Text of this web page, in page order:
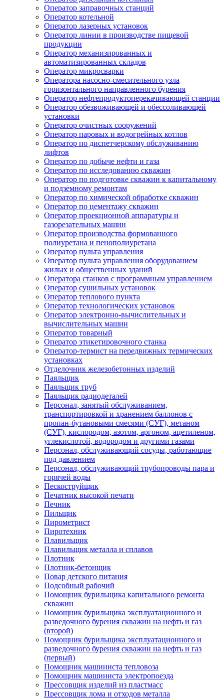
Оператор заправочных станций
Оператор котельной
Оператор лазерных установок
Оператор линии в производстве пищевой
продукции
Оператор механизированных и
автоматизированных складов
Оператор микросварки
Оператора насосно-смесительного узла
горизонтального направленного бурения
Оператор нефтепродуктоперекачивающей станции
Оператор обезвоживающей и обессоливающей
установки
Оператор очистных сооружений
Оператор паровых и водогрейных котлов
Оператор по диспетчерскому обслуживанию
лифтов
Оператор по добыче нефти и газа
Оператор по исследованию скважин
Оператор по подготовке скважин к капитальному
и подземному ремонтам
Оператор по химической обработке скважин
Оператор по цементажу скважин
Оператор проекционной аппаратуры и
газорезательных машин
Оператор производства формованного
полиуретана и пенополиуретана
Оператор пульта управления
Оператор пульта управления оборудованием
жилых и общественных зданий
Оператора станков с программным управлением
Оператор сушильных установок
Оператор теплового пункта
Оператор технологических установок
Оператор электронно-вычислительных и
вычислительных машин
Оператор товарный
Оператор этикетировочного станка
Оператор-термист на передвижных термических
установках
Отделочник железобетонных изделий
Паяльщик
Паяльщик труб
Паяльщик радиодеталей
Персонал, занятый обслуживанием,
транспортировкой и хранением баллонов с
пропан-бутановыми смесями (СУГ), метаном
(СУГ), кислородом, азотом, аргоном, ацетиленом,
углекислотой, водородом и другими газами
Персонал, обслуживающий сосуды, работающие
под давлением
Персонал, обслуживающий трубопроводы пара и
горячей воды
Пескоструйщик
Печатник высокой печати
Печник
Пильщик
Пирометрист
Пиротехник
Плавильщик
Плавильщик металла и сплавов
Плотник
Плотник-бетонщик
Повар детского питания
Подсобный рабочий
Помощник бурильщика капитального ремонта
скважин
Помощник бурильщика эксплуатационного и
разведочного бурения скважин на нефть и газ
(второй)
Помощник бурильщика эксплуатационного и
разведочного бурения скважин на нефть и газ
(первый)
Помощник машиниста тепловоза
Помощник машиниста электропоезда
Прессовщик изделий из пластмасс
Прессовщик лома и отходов металла